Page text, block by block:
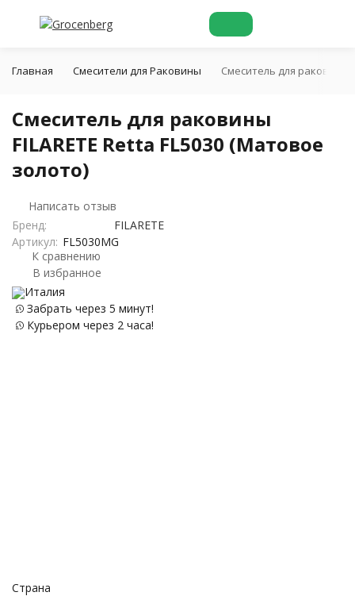
Главная Смесители для Раковины Cмеситель для раковины
Cмеситель для раковины
FILARETE Retta FL5030 (Матовое
золото)
Написать отзыв
Бренд:
FILARETE
Артикул: FL5030MG
К сравнению
В избранное
Италия
Забрать через 5 минут!
Курьером через 2 часа!
Страна